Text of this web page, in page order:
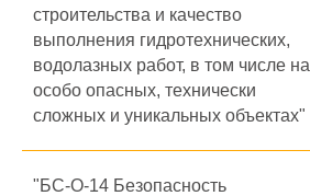
строительства и качество
выполнения гидротехнических,
водолазных работ, в том числе на
особо опасных, технически
сложных и уникальных объектах"
"БС-О-14 Безопасность